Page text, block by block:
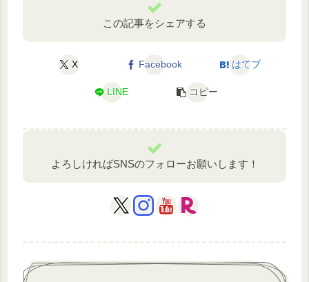
この記事をシェアする
X Facebook はてブ
LINE コピー
よろしければSNSのフォローお願いします！